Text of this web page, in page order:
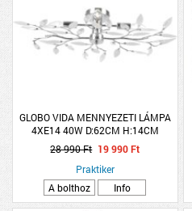
GLOBO VIDA MENNYEZETI LÁMPA
4XE14 40W D:62CM H:14CM
KRÓM/AKRIL
28 990 Ft 19 990 Ft
Praktiker
A bolthoz
Info